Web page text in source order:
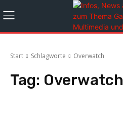
Start Schlagworte Overwatch
Tag: Overwatch